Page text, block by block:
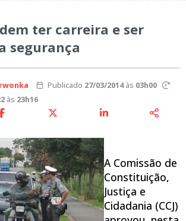
ter carreira e ser
segurança
Publicado 27/03/2014às 03h00
às 23h16
A Comissão de
Constituição,
Justiça e
Cidadania (CCJ)